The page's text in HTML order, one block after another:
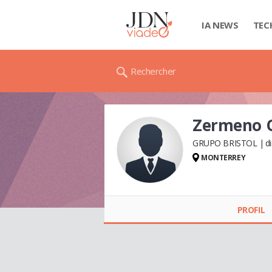
IA NEWS
Rechercher
Zermeno
GRUPO BRISTOL
MONTERREY
PROFIL